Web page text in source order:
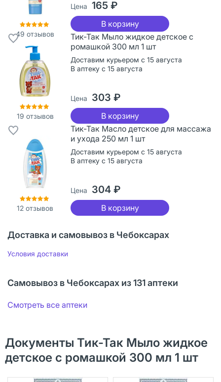
49 отзывов
Цена 165 ₽
В корзину
19 отзывов
Тик-Так Мыло жидкое детское с
ромашкой 300 мл 1 шт
Доставим курьером с 15 августа
В аптеку с 15 августа
Цена 303 ₽
В корзину
12 отзывов
Тик-Так Масло детское для массажа
и ухода 250 мл 1 шт
Доставим курьером с 15 августа
В аптеку с 15 августа
Цена 304 ₽
В корзину
Доставка и самовывоз в Чебоксарах
Условия доставки
Самовывоз в Чебоксарах из 131 аптеки
Смотреть все аптеки
Документы Тик-Так Мыло жидкое
детское с ромашкой 300 мл 1 шт